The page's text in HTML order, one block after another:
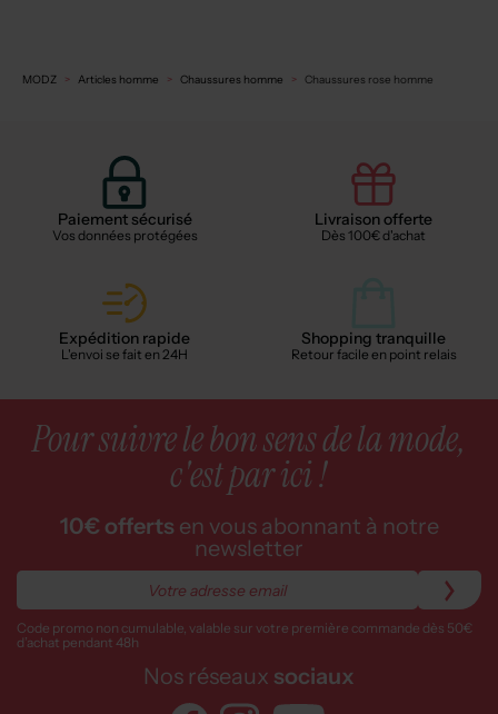
MODZ Articles homme Chaussures homme Chaussures rose homme
Paiement sécurisé
Vos données protégées
Livraison offerte
Dès 100€ d'achat
Expédition rapide
L'envoi se fait en 24H
Shopping tranquille
Retour facile en point relais
Pour suivre le bon sens de la mode,
c'est par ici !
10€ offerts en vous abonnant à notre
newsletter
Code promo non cumulable, valable sur votre première commande dès 50€
d’achat pendant 48h
Nos réseaux sociaux